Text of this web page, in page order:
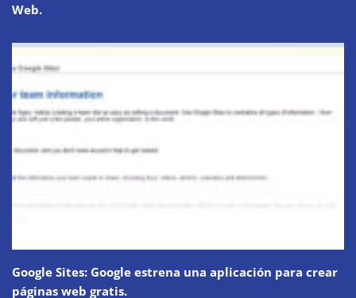
Web.
Google Sites: Google estrena una aplicación para crear
páginas web gratis.